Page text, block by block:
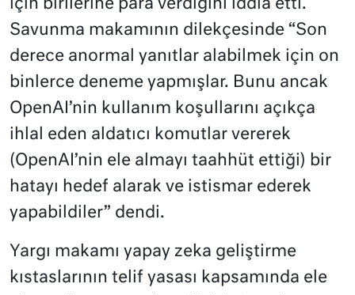
için birilerine para verdiğini iddia etti.
Savunma makamının dilekçesinde “Son
derece anormal yanıtlar alabilmek için on
binlerce deneme yapmışlar. Bunu ancak
OpenAI’nin kullanım koşullarını açıkça
ihlal eden aldatıcı komutlar vererek
(OpenAI’nin ele almayı taahhüt ettiği) bir
hatayı hedef alarak ve istismar ederek
yapabildiler” dendi.
Yargı makamı yapay zeka geliştirme
kıstaslarının telif yasası kapsamında ele